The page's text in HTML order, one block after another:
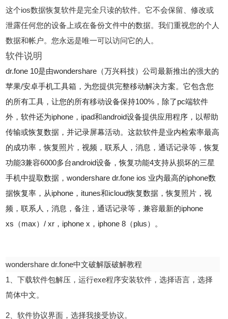
这个ios数据恢复软件是完全只读的软件。它不会保留、修改或
泄露任何您的设备上或在备份文件中的数据。我们重视您的个人
数据和帐户。您永远是唯一可以访问它的人。
软件说明
dr.fone 10是由wondershare（万兴科技）公司最新推出的强大的
苹果/安卓手机工具箱，为您提供完整移动解决方案。它包含您
的所有工具，让您的所有移动设备保持100%，除了pc端软件
外，软件还为iphone，ipad和android设备提供应用程序，以帮助
传输或恢复数据，并记录屏幕活动。这款软件是业内检索率最高
的成功率，恢复照片，视频，联系人，消息，通话记录等，恢复
功能3兼容6000多台android设备，恢复功能4支持从损坏的三星
手机中提取数据，wondershare dr.fone ios 业内最高的iphone数
据恢复率，从iphone，itunes和icloud恢复数据，恢复照片，视
频，联系人，消息，备注，通话记录等，兼容最新的iphone
xs（max）/ xr，iphone x，iphone 8（plus）。
wondershare dr.fone中文破解版破解教程
1、下载软件包解压，运行exe程序安装软件，选择语言，选择
简体中文。
2、软件协议界面，选择我接受协议。